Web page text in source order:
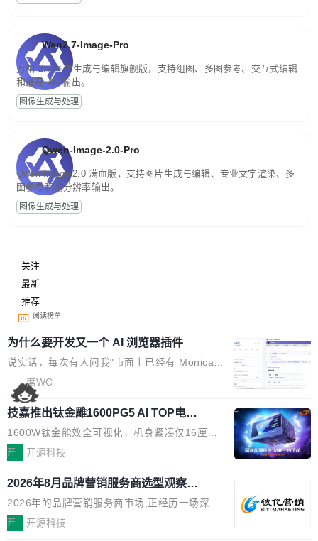
Wan2.7-Image-Pro
万相 2.7 图像生成与编辑旗舰版，支持组图、多图参考、交互式编辑
和最高 4K 输出。
图像生成与处理
Qwen-Image-2.0-Pro
Qwen-Image-2.0 满血版，支持图片生成与编辑、专业文字渲染、多
图参考和高分辨率输出。
图像生成与处理
关注
最新
推荐
阅读榜单
为什么要开发又一个 AI 浏览器插件
说实话，每次有人问我"市面上已经有 Monica、
Sider、Copilot for Chrome 这些 AI 浏览器插件
了，你为什么还要再做一个"，我都觉得这个问题
问得好。 因为我自己也是从用户变成开发者的。
现有产品的天花板 我用过不少 AI 浏览器插件。
刚开始觉得都挺好——选中一段文字，弹出解
要。但用久了你会发现，它们本质上都是同一类
东西：一个带网页上下文的聊天框。 它们能读取
页面的文本，然后把文本丢给大模型，再返回一
段回答。仅此而已。 这当然有用，但总觉得差点
席WC
技嘉推出钛金雕1600PG5 AI TOP电
源：为发烧级主机与本地AI算力打造旗
舰供电方案
1600W钛金能效全可视化，机身紧凑仅16厘米
继2026台北电脑展首度亮相后，技嘉科技近日正
电源专为发烧级DIY主机与本地AI算力平台打
造，整机长度仅16厘米，提供1600W额定功率
与80PLUS钛金能效；支持ATX 3.1与PCIe 5.1
规范，结合服务器级元件、完善供电线材与内置
开 开源科技
2026年8月品牌营销服务商选型观察：
从流量思维到品牌资产思维的范式转移
2026年的品牌营销服务商市场,正经历一场深刻
的价值重构。全球全案品牌代理机构市场从2025
开 开源科技